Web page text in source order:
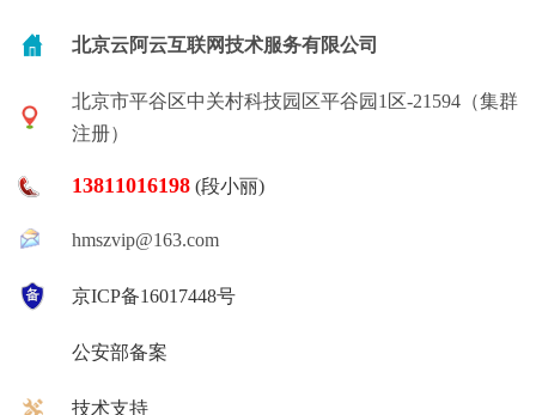
北京云阿云互联网技术服务有限公司
北京市平谷区中关村科技园区平谷园1区-21594（集群
注册）
13811016198 (段小丽)
hmszvip@163.com
京ICP备16017448号
公安部备案
技术支持